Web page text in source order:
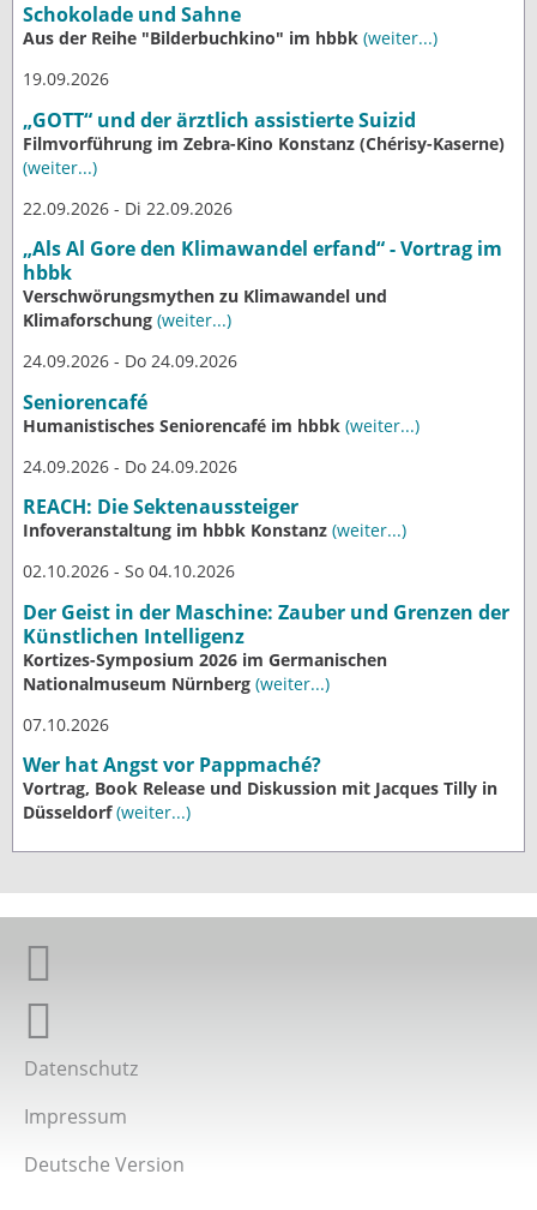
Schokolade und Sahne
Aus der Reihe "Bilderbuchkino" im hbbk (weiter...)
19.09.2026
„GOTT“ und der ärztlich assistierte Suizid
Filmvorführung im Zebra-Kino Konstanz (Chérisy-Kaserne)
(weiter...)
22.09.2026 - Di 22.09.2026
„Als Al Gore den Klimawandel erfand“ - Vortrag im
hbbk
Verschwörungsmythen zu Klimawandel und
Klimaforschung (weiter...)
24.09.2026 - Do 24.09.2026
Seniorencafé
Humanistisches Seniorencafé im hbbk (weiter...)
24.09.2026 - Do 24.09.2026
REACH: Die Sektenaussteiger
Infoveranstaltung im hbbk Konstanz (weiter...)
02.10.2026 - So 04.10.2026
Der Geist in der Maschine: Zauber und Grenzen der
Künstlichen Intelligenz
Kortizes-Symposium 2026 im Germanischen
Nationalmuseum Nürnberg (weiter...)
07.10.2026
Wer hat Angst vor Pappmaché?
Vortrag, Book Release und Diskussion mit Jacques Tilly in
Düsseldorf(weiter...)
Giordano-Bruno-Stiftung auf Facebook
Giordano-Bruno-Stiftung bei Twitter
Datenschutz
Impressum
Deutsche Version